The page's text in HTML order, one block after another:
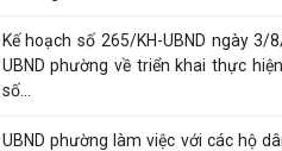
Kế hoạch số 265/KH-UBND ngày 3/
UBND phường về triển khai thực
số...
UBND phường làm việc với các hộ